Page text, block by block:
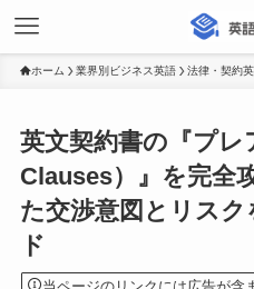
ホーム 業界別ビジネス英語 法律・契約
英文契約書の『プ
Clauses）』を完全
た交渉意図とリス
ド